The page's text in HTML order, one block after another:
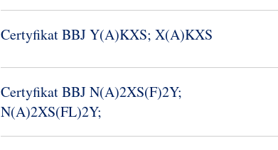
Certyfikat BBJ Y(A)KXS; X(A)KXS
Certyfikat BBJ N(A)2XS(F)2Y;
N(A)2XS(FL)2Y;